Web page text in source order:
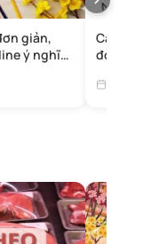
giản,
ý nghĩa
Cách làm
đơn giản